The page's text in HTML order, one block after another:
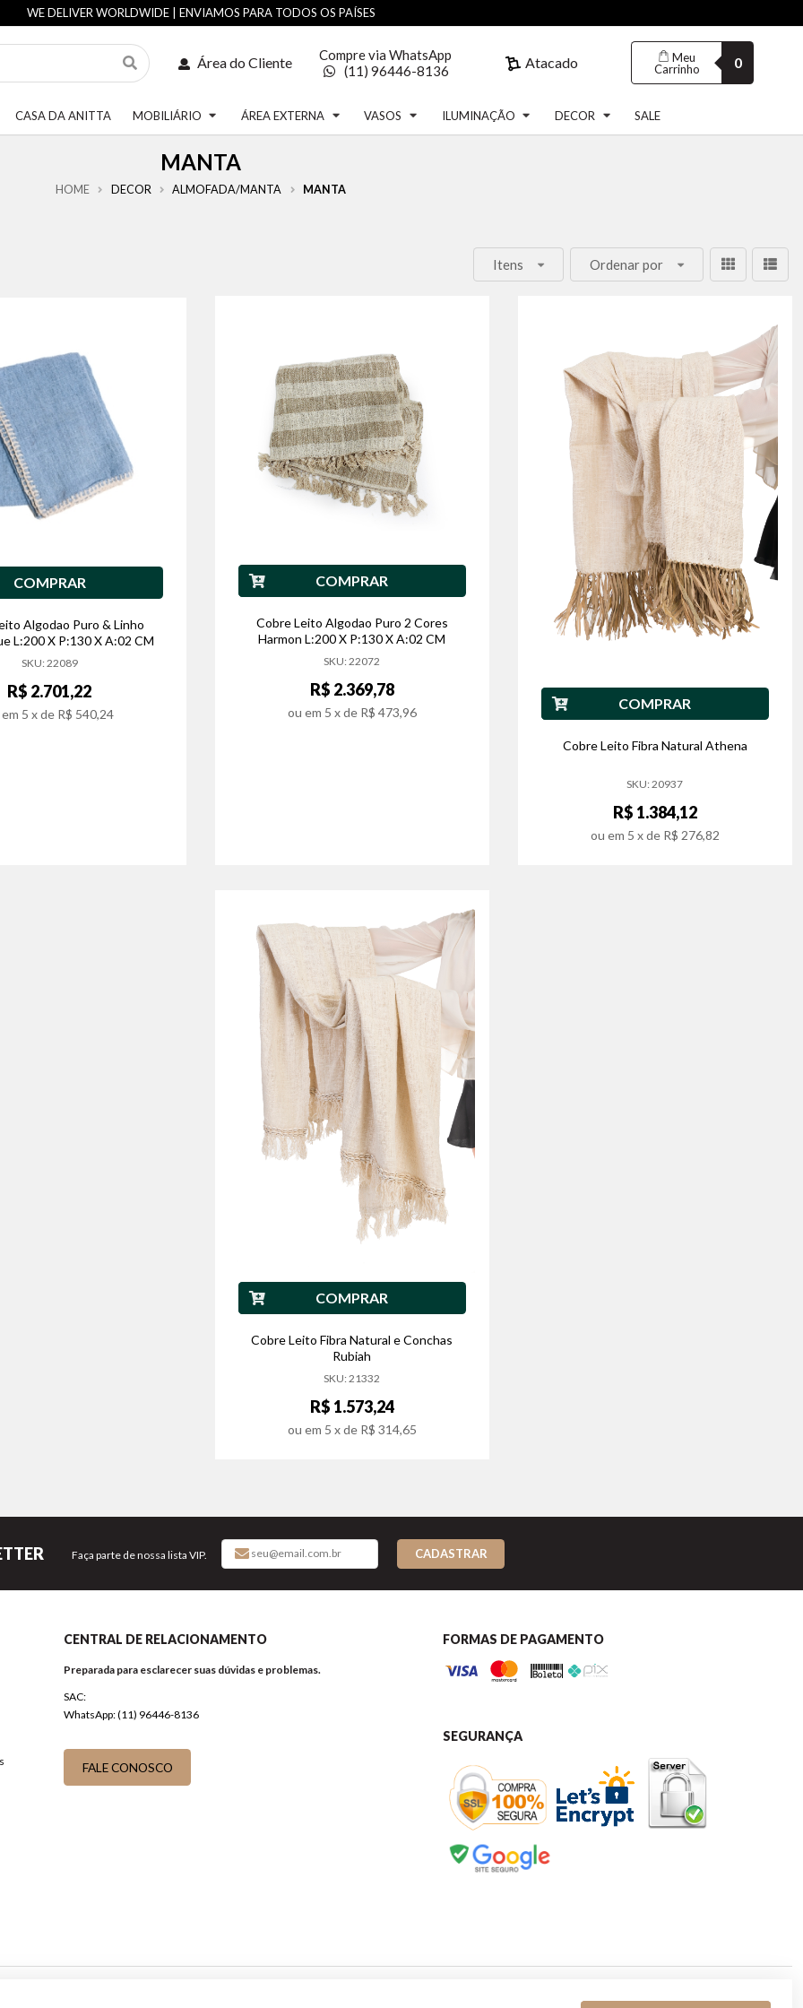
WE DELIVER WORLDWIDE | ENVIAMOS PARA TODOS OS PAÍSES
Área do Cliente
Compre via WhatsApp
(11) 96446-8136
Atacado
Meu
Carrinho
0
CASA DA ANITTA MOBILIÁRIO ÁREA EXTERNA VASOS ILUMINAÇÃO DECOR SALE
MANTA
HOME DECOR ALMOFADA/MANTA MANTA
Itens Ordenar por
COMPRAR
Algodao Puro & Linho
L:200 X P:130 X A:02 CM
SKU: 22089
R$ 2.701,22
5 x de R$ 540,24
COMPRAR
Cobre Leito Algodao Puro 2 Cores
Harmon L:200 X P:130 X A:02 CM
SKU: 22072
R$ 2.369,78
ou em 5 x de R$ 473,96
COMPRAR
Cobre Leito Fibra Natural Athena
SKU: 20937
R$ 1.384,12
ou em 5 x de R$ 276,82
COMPRAR
Cobre Leito Fibra Natural e Conchas
Rubiah
SKU: 21332
R$ 1.573,24
ou em 5 x de R$ 314,65
Faça parte de nossa lista VIP. CADASTRAR
CENTRAL DE RELACIONAMENTO
Preparada para esclarecer suas dúvidas e problemas.
SAC:
WhatsApp: (11) 96446-8136
FALE CONOSCO
FORMAS DE PAGAMENTO
SEGURANÇA